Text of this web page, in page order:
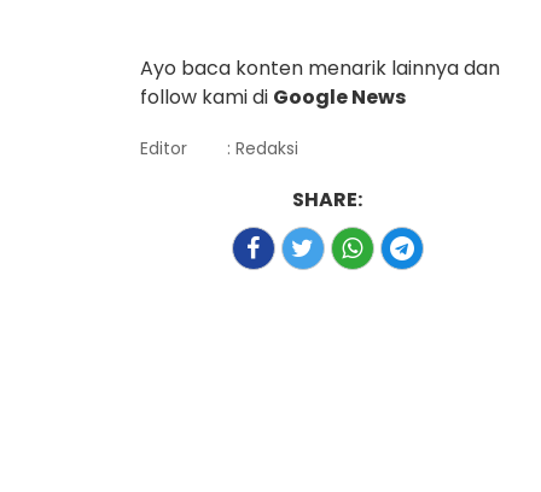
Ayo baca konten menarik lainnya dan
follow kami di Google News
Editor : Redaksi
SHARE: